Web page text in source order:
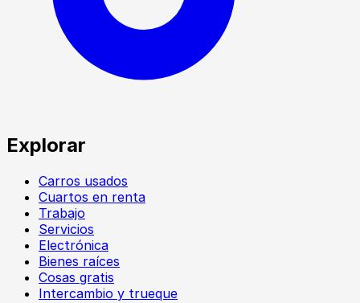
Explorar
Carros usados
Cuartos en renta
Trabajo
Servicios
Electrónica
Bienes raíces
Cosas gratis
Intercambio y trueque